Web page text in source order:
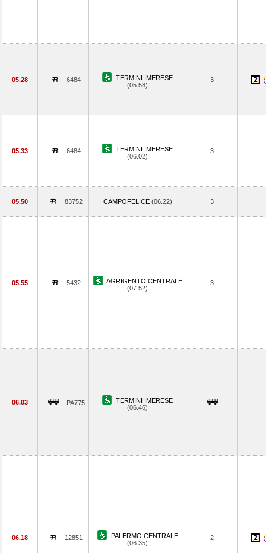
05.28 6484
TERMINI IMERESE
(05.58)
3
05.33 6484
TERMINI IMERESE
(06.02)
3
05.50 83752 CAMPOFELICE (06.22) 3
05.55 5432
AGRIGENTO CENTRALE
(07.52)
3
06.03 PA775
TERMINI IMERESE
(06.46)
06.18 12851
PALERMO CENTRALE
(06.35)
2